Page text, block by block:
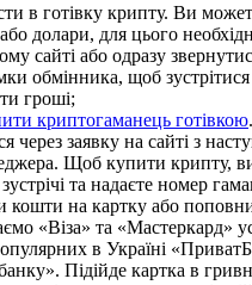
в готівку крипту. Ви
долари, для цього
сайті або одразу
обмінника, щоб
гроші;
криптогаманець готівкою
через заявку на сайті з
Щоб купити крипту,
та надаєте номер
кошти на картку або
«Віза» та «Мастеркард»
в Україні
Підійде картка в